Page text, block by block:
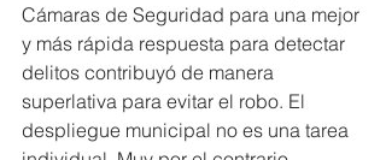
Cámaras de Seguridad para una mejor
y más rápida respuesta para detectar
delitos contribuyó de manera
superlativa para evitar el robo. El
despliegue municipal no es una tarea